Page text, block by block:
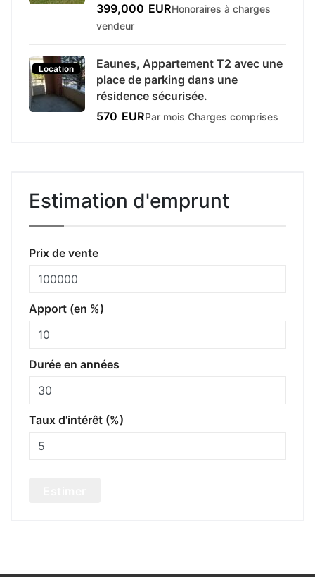
399,000 EURHonoraires à charges
vendeur
Location
Eaunes, Appartement T2 avec une
place de parking dans une
résidence sécurisée.
570 EURPar mois Charges comprises
Estimation d'emprunt
Prix de vente
Apport (en %)
Durée en années
Taux d'intérêt (%)